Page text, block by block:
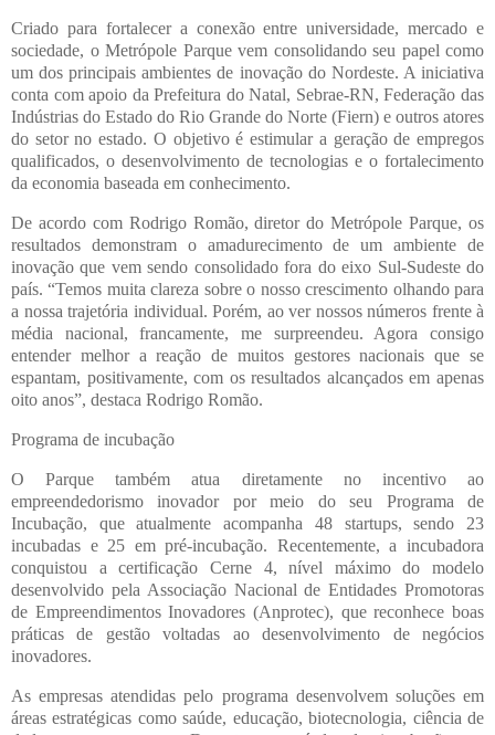
Criado para fortalecer a conexão entre universidade, mercado e
sociedade, o Metrópole Parque vem consolidando seu papel como
um dos principais ambientes de inovação do Nordeste. A iniciativa
conta com apoio da Prefeitura do Natal, Sebrae-RN, Federação das
Indústrias do Estado do Rio Grande do Norte (Fiern) e outros atores
do setor no estado. O objetivo é estimular a geração de empregos
qualificados, o desenvolvimento de tecnologias e o fortalecimento
da economia baseada em conhecimento.
De acordo com Rodrigo Romão, diretor do Metrópole Parque, os
resultados demonstram o amadurecimento de um ambiente de
inovação que vem sendo consolidado fora do eixo Sul-Sudeste do
país. “Temos muita clareza sobre o nosso crescimento olhando para
a nossa trajetória individual. Porém, ao ver nossos números frente à
média nacional, francamente, me surpreendeu. Agora consigo
entender melhor a reação de muitos gestores nacionais que se
espantam, positivamente, com os resultados alcançados em apenas
oito anos”, destaca Rodrigo Romão.
Programa de incubação
O Parque também atua diretamente no incentivo ao
empreendedorismo inovador por meio do seu Programa de
Incubação, que atualmente acompanha 48 startups, sendo 23
incubadas e 25 em pré-incubação. Recentemente, a incubadora
conquistou a certificação Cerne 4, nível máximo do modelo
desenvolvido pela Associação Nacional de Entidades Promotoras
de Empreendimentos Inovadores (Anprotec), que reconhece boas
práticas de gestão voltadas ao desenvolvimento de negócios
inovadores.
As empresas atendidas pelo programa desenvolvem soluções em
áreas estratégicas como saúde, educação, biotecnologia, ciência de